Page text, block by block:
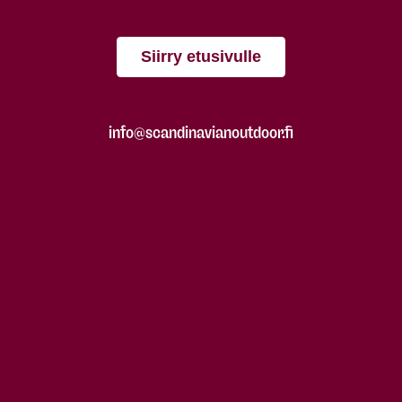
Siirry etusivulle
info@scandinavianoutdoor.fi